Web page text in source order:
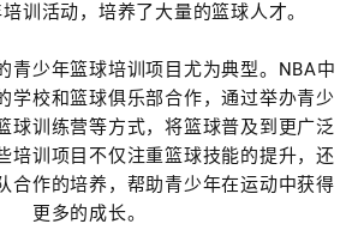
训活动，培养了大量的篮球人才。
青少年篮球培训项目尤为典型。NBA中
学校和篮球俱乐部合作，通过举办青少
球训练营等方式，将篮球普及到更广泛
培训项目不仅注重篮球技能的提升，还
合作的培养，帮助青少年在运动中获得
更多的成长。